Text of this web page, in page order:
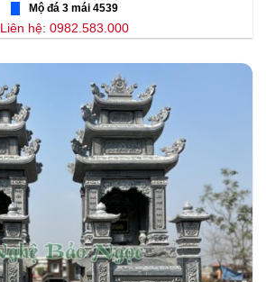
Mộ đá 3 mái 4539
Liên hệ: 0982.583.000